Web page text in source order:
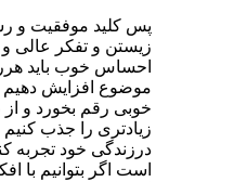
پس کلید موفقیت و
زیستن و تفکر عالی
احساس خوب باید
موضوع افزایش دهیم
خوبی رقم بخورد و
زیادتری را جذب
درزندگی خود تجربه
است اگر بتوانیم با